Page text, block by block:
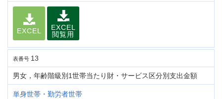
EXCEL
EXCEL
閲覧用
表番号 13
男女，年齢階級別1世帯当たり財・サービス区分別支出金額
単身世帯・勤労者世帯